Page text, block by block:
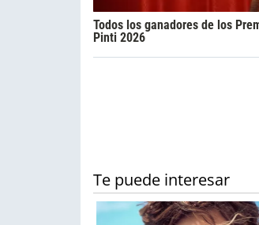
Todos los ganadores de los
Pinti 2026